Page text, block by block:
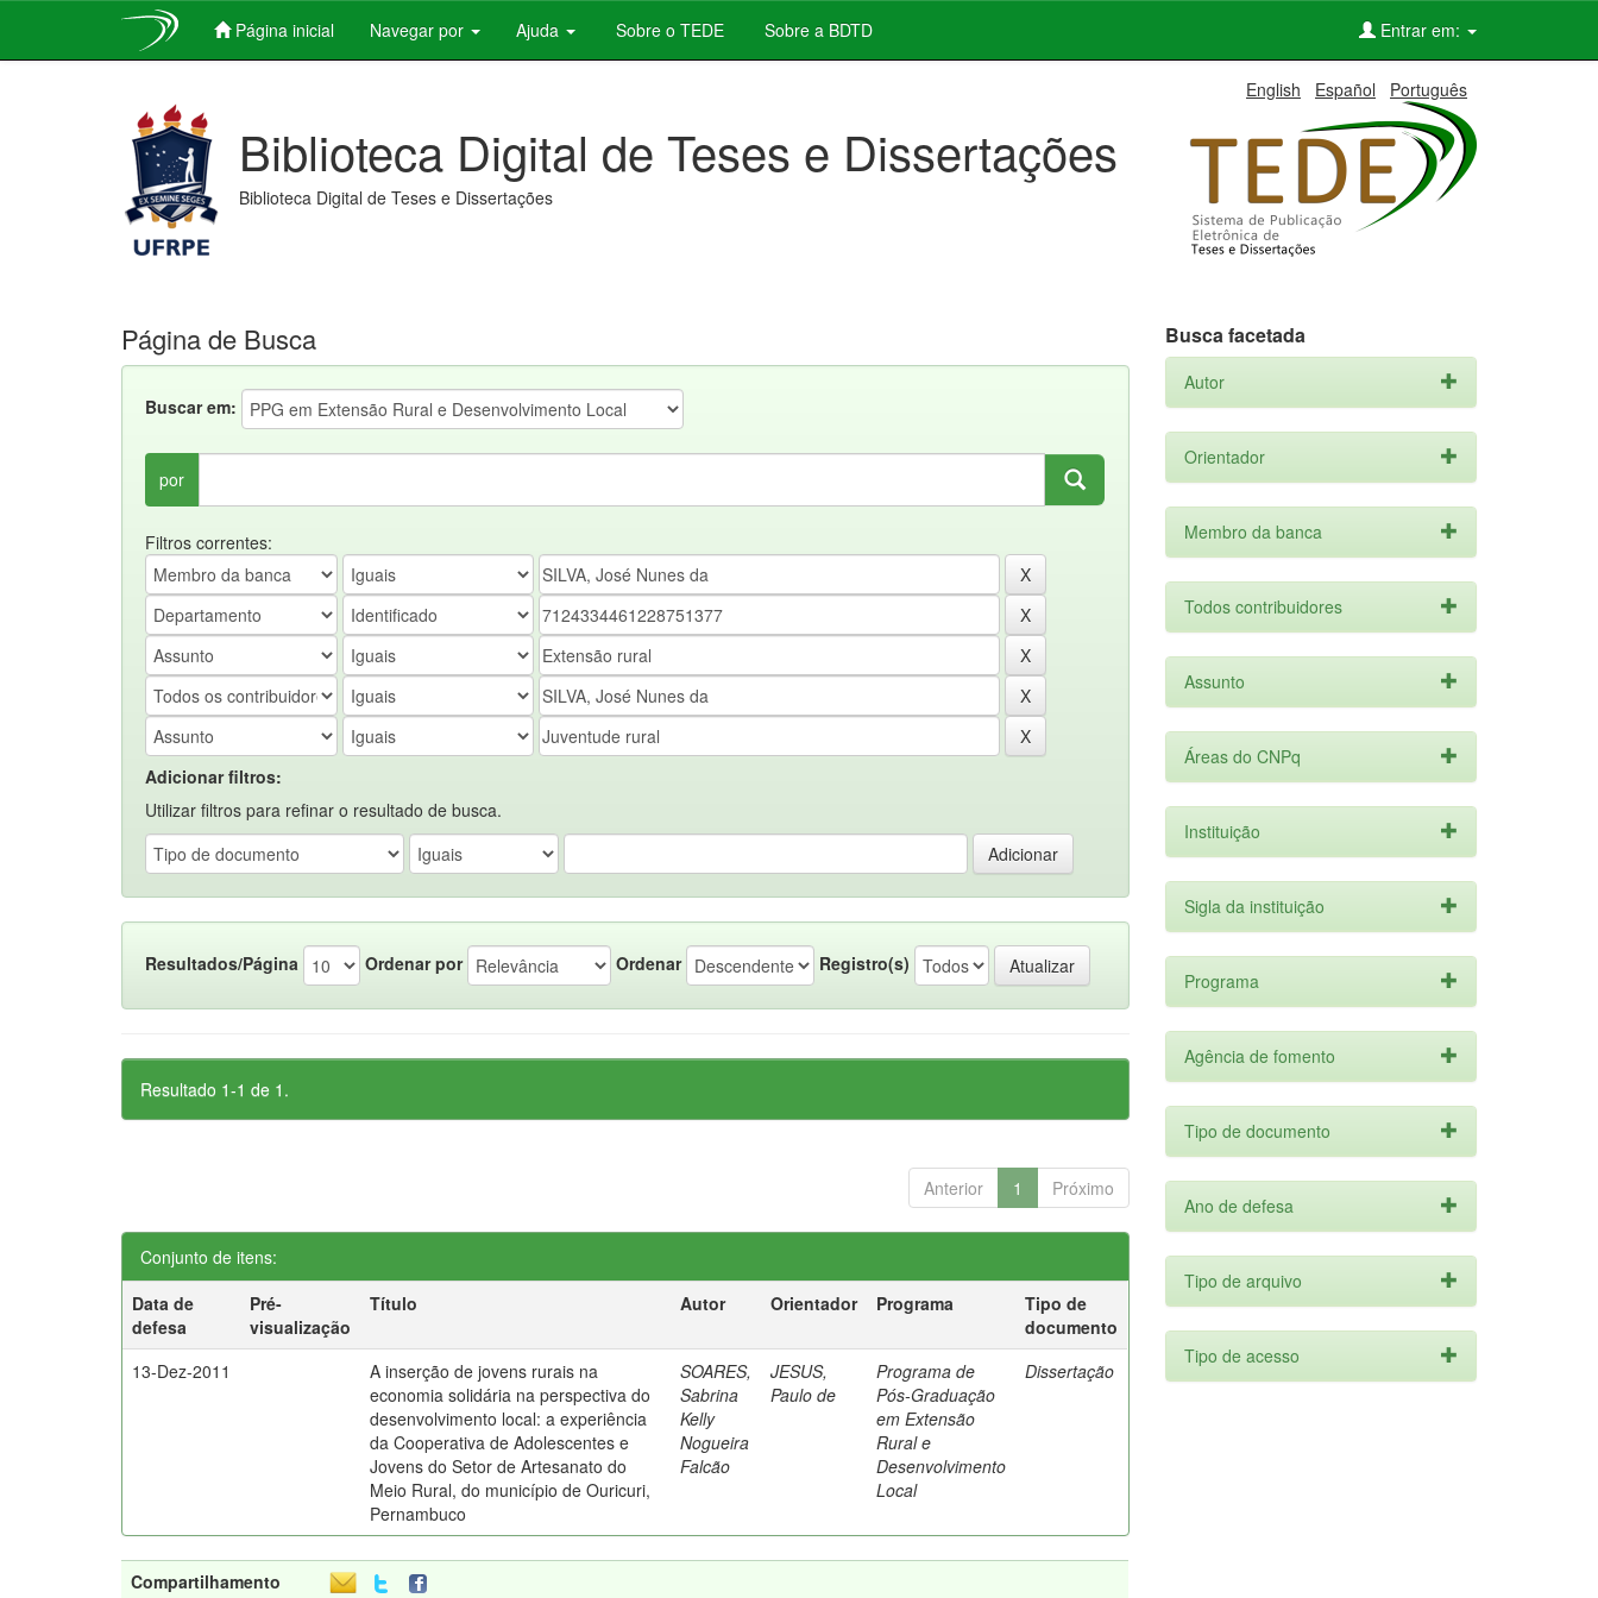
Página inicial Navegar por Ajuda Sobre o TEDE Sobre a BDTD Entrar em:
English Español Português
Biblioteca Digital de Teses e Dissertações
Biblioteca Digital de Teses e Dissertações
Página de Busca
Buscar em:
por
Filtros correntes:
Adicionar filtros:
Utilizar filtros para refinar o resultado de busca.
Resultados/Página Ordenar por Ordenar Registro(s)
Resultado 1-1 de 1.
Anterior 1 Próximo
Conjunto de itens:
Data de
defesa
Pré-
visualização
Título Autor Orientador Programa
Tipo de
documento
13-Dez-2011
A inserção de jovens rurais na
economia solidária na perspectiva do
desenvolvimento local: a experiência
da Cooperativa de Adolescentes e
Jovens do Setor de Artesanato do
Meio Rural, do município de Ouricuri,
Pernambuco
SOARES,
Sabrina
Kelly
Nogueira
Falcão
JESUS,
Paulo de
Programa de
Pós-Graduação
em Extensão
Rural e
Desenvolvimento
Local
Dissertação
Compartilhamento
Busca facetada
Autor
Orientador
Membro da banca
Todos contribuidores
Assunto
Áreas do CNPq
Instituição
Sigla da instituição
Programa
Agência de fomento
Tipo de documento
Ano de defesa
Tipo de arquivo
Tipo de acesso